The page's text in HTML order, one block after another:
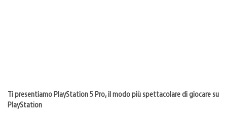
Ti presentiamo PlayStation 5 Pro, il modo più spettacolare di giocare su
PlayStation